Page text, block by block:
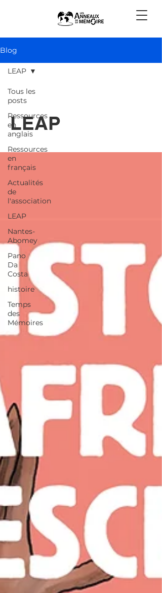
Blog
Tous les
posts
Ressources
en
anglais
Ressources
en
français
Actualités
de
l'association
LEAP
Nantes-
Abomey
Pano
Da
Costa
histoire
Temps
des
Mémoires
LEAP
LEAP